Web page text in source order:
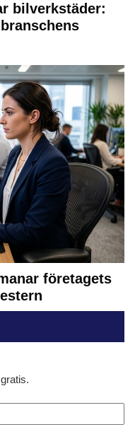
bilverkstäder:
företagets